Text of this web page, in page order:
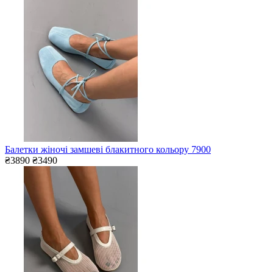
Балетки жіночі замшеві блакитного кольору 7900
₴3890 ₴3490